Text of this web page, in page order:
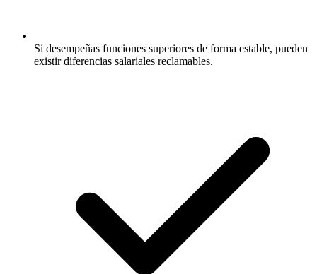
Si desempeñas funciones superiores de forma estable, pueden
existir diferencias salariales reclamables.